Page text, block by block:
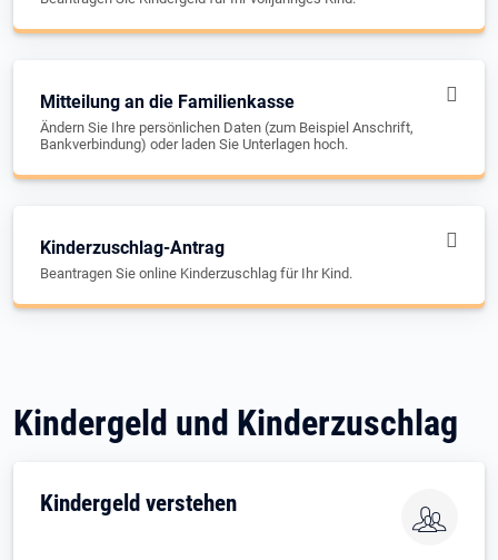
Mitteilung an die Familienkasse
Ändern Sie Ihre persönlichen Daten (zum Beispiel Anschrift,
Bankverbindung) oder laden Sie Unterlagen hoch.
Kinderzuschlag-Antrag
Beantragen Sie online Kinderzuschlag für Ihr Kind.
Kindergeld und Kinderzuschlag
Kindergeld verstehen